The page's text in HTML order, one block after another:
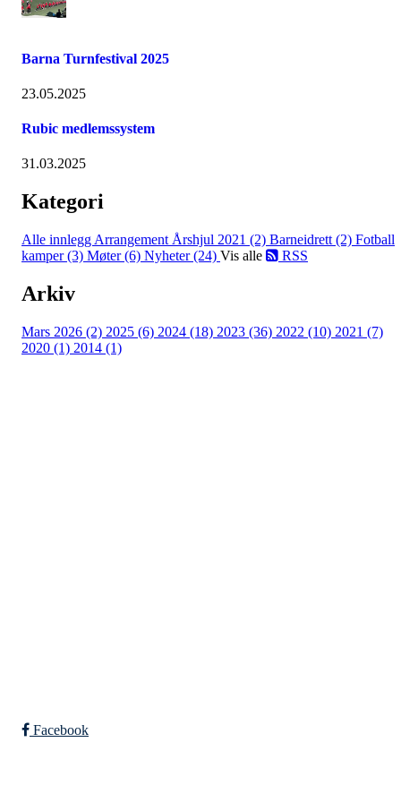
Barna Turnfestival 2025
23.05.2025
Rubic medlemssystem
31.03.2025
Kategori
Alle innlegg Arrangement Årshjul 2021 (2) Barneidrett (2) Fotball
kamper (3) Møter (6) Nyheter (24) Vis alle RSS
Arkiv
Mars 2026 (2) 2025 (6) 2024 (18) 2023 (36) 2022 (10) 2021 (7)
2020 (1) 2014 (1)
Facebook